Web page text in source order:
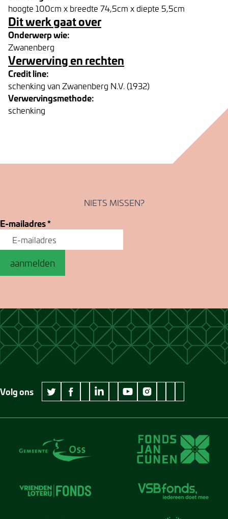
hoogte 100cm x breedte 74,5cm x diepte 5,5cm
Dit werk gaat over
Onderwerp wie:
Zwanenberg
Verwerving en rechten
Credit line:
schenking van Zwanenberg N.V. (1932)
Verwervingsmethode:
schenking
NIETS MISSEN?
E-mailadres*
aanmelden
Volg ons
twitter Museum Jan Cunen
facebook Museum Jan Cunen
wikipedia Museum Jan Cunen
linkedin Museum Jan Cunen
googleplus Museum Jan Cunen
youtube Museum Jan Cunen
instagram Museum